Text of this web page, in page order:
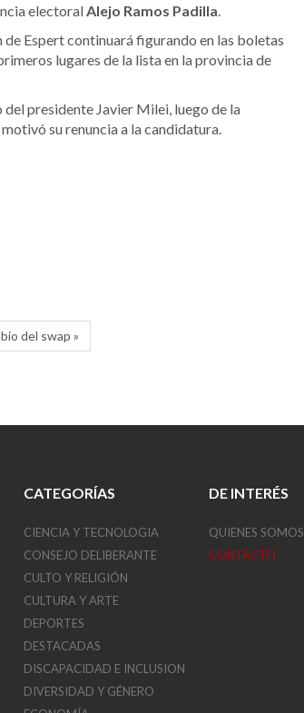
electoralAlejo Ramos Padilla.
Espert continuará figurando en las boletas
lugares de la lista en la provincia de
del presidente Javier Milei, luego de la
su renuncia a la candidatura.
del swap »
CATEGORÍAS
CIENCIA Y TECNOLOGIA
CONSEJO DELIBERANTE
CULTO Y RELIGIÓN
CULTURA Y ARTE
DEPORTES
DESTACADAS
DISCAPACIDAD E INCLUSION
DIVERSIDAD Y GÉNERO
DE INTERÉS
QUIENES SOMOS
CONTACTO